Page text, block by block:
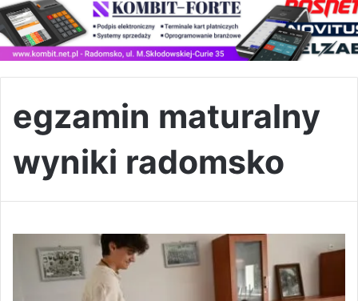
egzamin maturalny
wyniki radomsko